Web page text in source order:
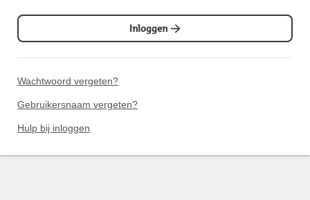
Inloggen
Wachtwoord vergeten?
Gebruikersnaam vergeten?
Hulp bij inloggen